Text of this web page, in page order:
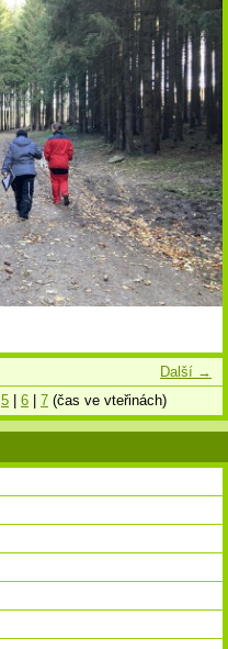
Další →
5 6 7 (čas ve vteřinách)